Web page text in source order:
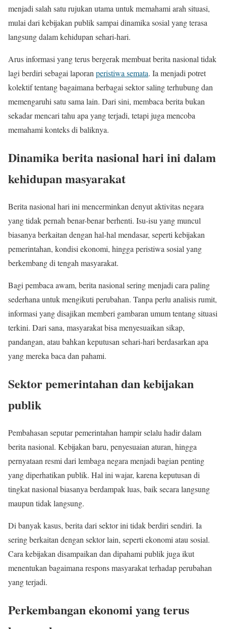
menjadi salah satu rujukan utama untuk memahami arah situasi,
mulai dari kebijakan publik sampai dinamika sosial yang terasa
langsung dalam kehidupan sehari-hari.
Arus informasi yang terus bergerak membuat berita nasional tidak
lagi berdiri sebagai laporan peristiwa semata. Ia menjadi potret
kolektif tentang bagaimana berbagai sektor saling terhubung dan
memengaruhi satu sama lain. Dari sini, membaca berita bukan
sekadar mencari tahu apa yang terjadi, tetapi juga mencoba
memahami konteks di baliknya.
Dinamika berita nasional hari ini dalam
kehidupan masyarakat
Berita nasional hari ini mencerminkan denyut aktivitas negara
yang tidak pernah benar-benar berhenti. Isu-isu yang muncul
biasanya berkaitan dengan hal-hal mendasar, seperti kebijakan
pemerintahan, kondisi ekonomi, hingga peristiwa sosial yang
berkembang di tengah masyarakat.
Bagi pembaca awam, berita nasional sering menjadi cara paling
sederhana untuk mengikuti perubahan. Tanpa perlu analisis rumit,
informasi yang disajikan memberi gambaran umum tentang situasi
terkini. Dari sana, masyarakat bisa menyesuaikan sikap,
pandangan, atau bahkan keputusan sehari-hari berdasarkan apa
yang mereka baca dan pahami.
Sektor pemerintahan dan kebijakan
publik
Pembahasan seputar pemerintahan hampir selalu hadir dalam
berita nasional. Kebijakan baru, penyesuaian aturan, hingga
pernyataan resmi dari lembaga negara menjadi bagian penting
yang diperhatikan publik. Hal ini wajar, karena keputusan di
tingkat nasional biasanya berdampak luas, baik secara langsung
maupun tidak langsung.
Di banyak kasus, berita dari sektor ini tidak berdiri sendiri. Ia
sering berkaitan dengan sektor lain, seperti ekonomi atau sosial.
Cara kebijakan disampaikan dan dipahami publik juga ikut
menentukan bagaimana respons masyarakat terhadap perubahan
yang terjadi.
Perkembangan ekonomi yang terus